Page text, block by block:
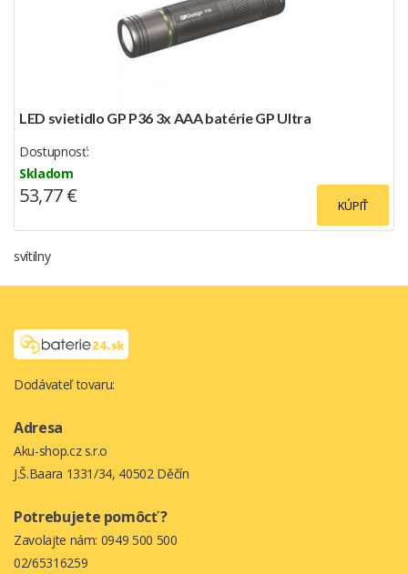
LED svietidlo GP P36 3x AAA batérie GP Ultra
Dostupnosť:
Skladom
KÚPIŤ
53,77 €
svítilny
Dodávateľ tovaru:
Adresa
Aku-shop.cz s.r.o
J.Š.Baara 1331/34, 40502 Děčín
Potrebujete pomôcť ?
Zavolajte nám: 0949 500 500
02/65316259